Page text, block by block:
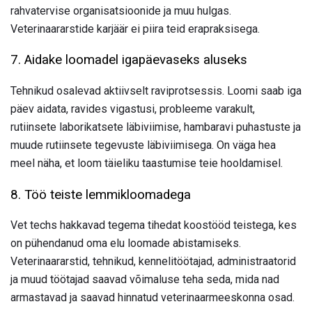
rahvatervise organisatsioonide ja muu hulgas.
Veterinaararstide karjäär ei piira teid erapraksisega.
7. Aidake loomadel igapäevaseks aluseks
Tehnikud osalevad aktiivselt raviprotsessis. Loomi saab iga
päev aidata, ravides vigastusi, probleeme varakult,
rutiinsete laborikatsete läbiviimise, hambaravi puhastuste ja
muude rutiinsete tegevuste läbiviimisega. On väga hea
meel näha, et loom täieliku taastumise teie hooldamisel.
8. Töö teiste lemmikloomadega
Vet techs hakkavad tegema tihedat koostööd teistega, kes
on pühendanud oma elu loomade abistamiseks.
Veterinaararstid, tehnikud, kennelitöötajad, administraatorid
ja muud töötajad saavad võimaluse teha seda, mida nad
armastavad ja saavad hinnatud veterinaarmeeskonna osad.